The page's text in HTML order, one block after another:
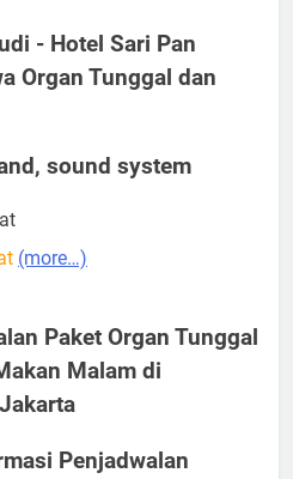
- Hotel Sari Pan
Organ Tunggal dan
sound system
(more…)
Paket Organ Tunggal
Malam di
Penjadwalan